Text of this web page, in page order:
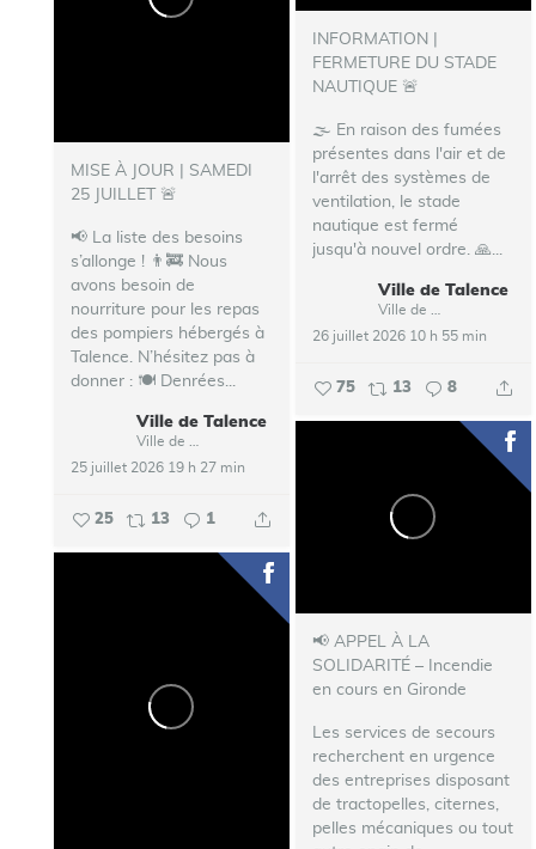
INFORMATION |
FERMETURE DU STADE
NAUTIQUE 🚨
🌫️ En raison des fumées
présentes dans l'air et de
l'arrêt des systèmes de
ventilation, le stade
nautique est fermé
jusqu'à nouvel ordre. 🙏...
Ville de Talence
26 juillet 2026 10 h 55 min
75 13 8
MISE À JOUR | SAMEDI
25 JUILLET 🚨
📢 La liste des besoins
s’allonge ! 👨‍🚒 Nous
avons besoin de
nourriture pour les repas
des pompiers hébergés à
Talence.
N’hésitez pas à
donner : 🍽️ Denrées...
Ville de Talence
25 juillet 2026 19 h 27 min
25 13 1
📢 APPEL À LA
SOLIDARITÉ – Incendie
en cours en Gironde
Les services de secours
recherchent en urgence
des entreprises disposant
de tractopelles, citernes,
pelles mécaniques ou tout